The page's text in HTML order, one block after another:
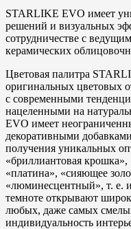
STARLIKE EVO имеет
решений и визуальных
сотрудничестве с
керамических
Цветовая палитра
оригинальных цветовых
с современными
нацеленными на
EVO имеет
декоративными
получения уникальных
«бриллиантовая крошка»,
«платина», «сияющее
«люминесцентный», т. е.
темноте открывают
любых, даже самых
индивидуальность